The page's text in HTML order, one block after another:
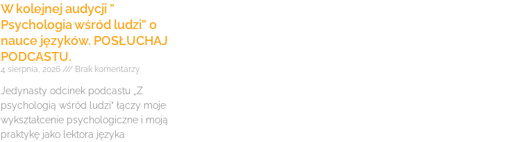
W kolejnej audycji ”
Psychologia wśród ludzi” o
nauce języków. POSŁUCHAJ
PODCASTU.
4 sierpnia, 2026 Brak komentarzy
Jedynasty odcinek podcastu „Z
psychologią wśród ludzi” łączy moje
wykształcenie psychologiczne i moją
praktykę jako lektora języka